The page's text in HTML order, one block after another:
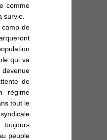
comme
survie.
camp de
qui va
de
régime
tout le
peuple